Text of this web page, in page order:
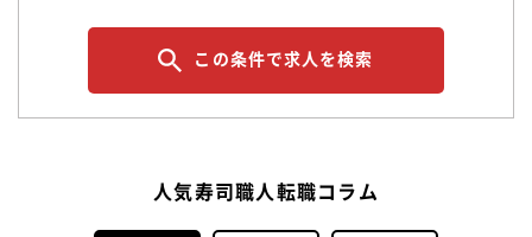
この条件で求人を検索
人気寿司職人転職コラム